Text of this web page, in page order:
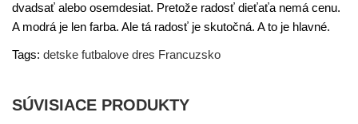
dvadsať alebo osemdesiat. Pretože radosť dieťaťa nemá cenu.
A modrá je len farba. Ale tá radosť je skutočná. A to je hlavné.
Tags: detske futbalove dres Francuzsko
SÚVISIACE PRODUKTY